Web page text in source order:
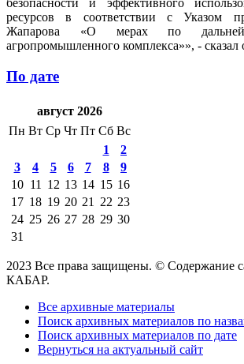
ресурсов в соответствии с Указом
Жапарова «О мерах по
агропромышленного комплекса»», - сказал
По дате
август 2026
Пн Вт Ср Чт Пт Сб Вс
1
2
3
4 5 6 7 8
9
10 11 12 13 14 15 16
17 18 19 20 21 22 23
24 25 26 27 28 29 30
31
2023 Все права защищены. © Содержание
КАБАР.
Все архивные материалы
Поиск архивных материалов по
Поиск архивных материалов по дате
Вернуться на актуальный сайт